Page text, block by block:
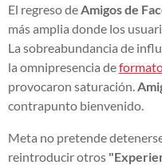
El regreso de Amigos de
más amplia donde los
La sobreabundancia de
la omnipresencia de
provocaron saturación.
contrapunto bienvenido.
Meta no pretende
reintroducir otros